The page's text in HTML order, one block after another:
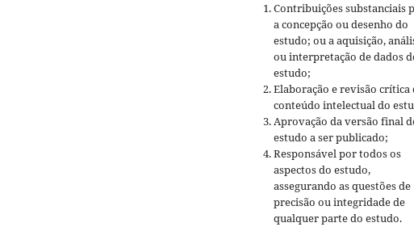
Contribuições substanciais
a concepção ou desenho do
estudo; ou a aquisição,
ou interpretação de dados
estudo;
Elaboração e revisão crítica
conteúdo intelectual do
Aprovação da versão final
estudo a ser publicado;
Responsável por todos os
aspectos do estudo,
assegurando as questões de
precisão ou integridade de
qualquer parte do estudo.